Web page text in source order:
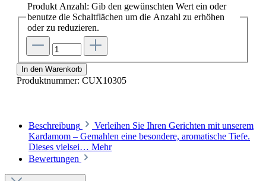
Produkt Anzahl: Gib den gewünschten Wert ein oder
benutze die Schaltflächen um die Anzahl zu erhöhen
oder zu reduzieren.
In den Warenkorb
Produktnummer: CUX10305
Beschreibung
Verleihen Sie Ihren Gerichten mit unserem
Kardamom – Gemahlen eine besondere, aromatische Tiefe.
Dieses vielsei… Mehr
Bewertungen